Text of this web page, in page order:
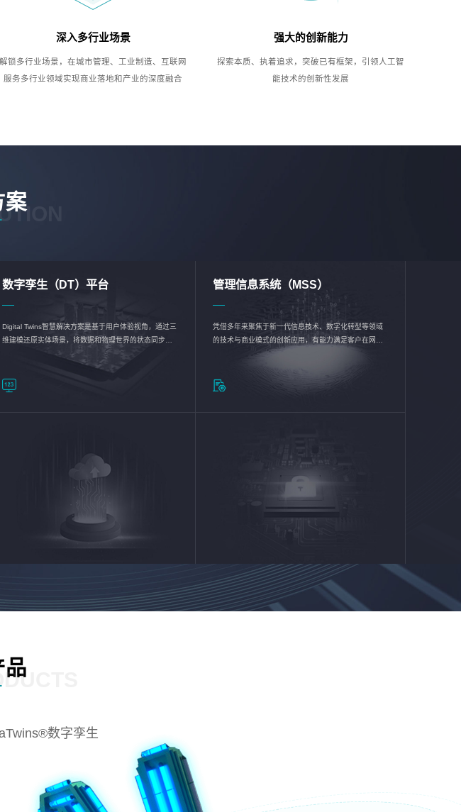
深入多行业场景
解锁多行业场景，在城市管理、工业制造、互联网
服务多行业领域实现商业落地和产业的深度融合
强大的创新能力
探索本质、执着追求，突破已有框架，引领人工智
能技术的创新性发展
案
数字孪生（DT）平台
Digital Twins智慧解决方案是基于用户体验视角，通过三
维建模还原实体场景，将数据和物理世界的状态同步呈
现，使用户对关键数据有更直观的感受，推动各行业完
成智能化转型，实现新旧动能的转换
管理信息系统（MSS）
凭借多年来聚焦于新一代信息技术、数字化转型等领域
的技术与商业模式的创新应用，有能力满足客户在网络
优化、运营维护和信息安全防护等方面的需求，为客户
品
数字孪生